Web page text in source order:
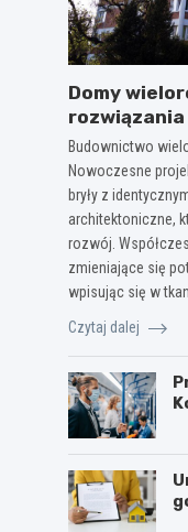
Domy
Budownictwo
Nowoczesne
bryły z
architektoniczne,
rozwój.
zmieniające się
wpisując się w
Czytaj dalej